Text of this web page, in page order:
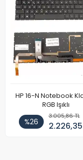
HP 16-N Notebook
RGB Işıklı
%26
3.005,86 TL